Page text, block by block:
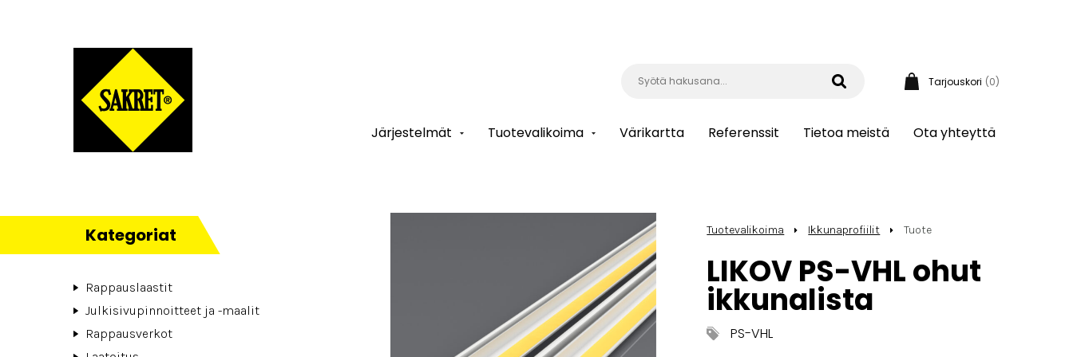
Tarjouskori (0)
Järjestelmät Tuotevalikoima Värikartta Referenssit Tietoa meistä Ota yhteyttä
Kategoriat
Rappauslaastit
Julkisivupinnoitteet ja -maalit
Rappausverkot
Tuotevalikoima Ikkunaprofiilit Tuote
LIKOV PS-VHL ohut
ikkunalista
PS-VHL